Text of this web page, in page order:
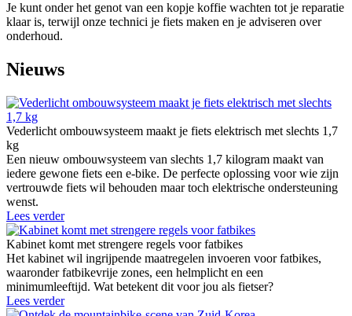
Je kunt onder het genot van een kopje koffie wachten tot je reparatie
klaar is, terwijl onze technici je fiets maken en je adviseren over
onderhoud.
Nieuws
Vederlicht ombouwsysteem maakt je fiets elektrisch met slechts 1,7
kg
Een nieuw ombouwsysteem van slechts 1,7 kilogram maakt van
iedere gewone fiets een e-bike. De perfecte oplossing voor wie zijn
vertrouwde fiets wil behouden maar toch elektrische ondersteuning
wenst.
Lees verder
Kabinet komt met strengere regels voor fatbikes
Het kabinet wil ingrijpende maatregelen invoeren voor fatbikes,
waaronder fatbikevrije zones, een helmplicht en een
minimumleeftijd. Wat betekent dit voor jou als fietser?
Lees verder